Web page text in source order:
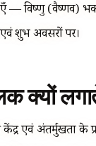
— विष्णु (वैष्णव)
शुभ अवसरों पर।
क्यों
केंद्र एवं अंतर्मुखता के